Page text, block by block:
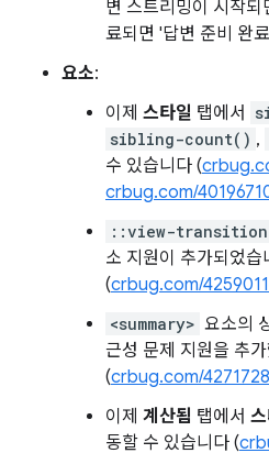
변 스트리밍이 시작
료되면 '답변 준비 완
요소:
이제 스타일 탭에서
sibling-count() ,
수 있습니다 (
crbug.com/
::view-
소 지원이 추가되었습
(crbug.com/
<summary> 요소의
근성 문제 지원을 추
(crbug.com/
이제 계산됨 탭에서
동할 수 있습니다 (